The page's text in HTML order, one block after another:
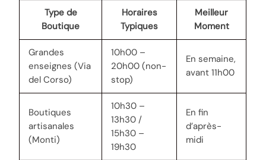
Type de
Boutique
Horaires
Typiques
Meilleur
Moment
Grandes
enseignes (Via
del Corso)
10h00 –
20h00 (non-
stop)
En semaine,
avant 11h00
Boutiques
artisanales
(Monti)
10h30 –
13h30 /
15h30 –
19h30
En fin
d’après-
midi